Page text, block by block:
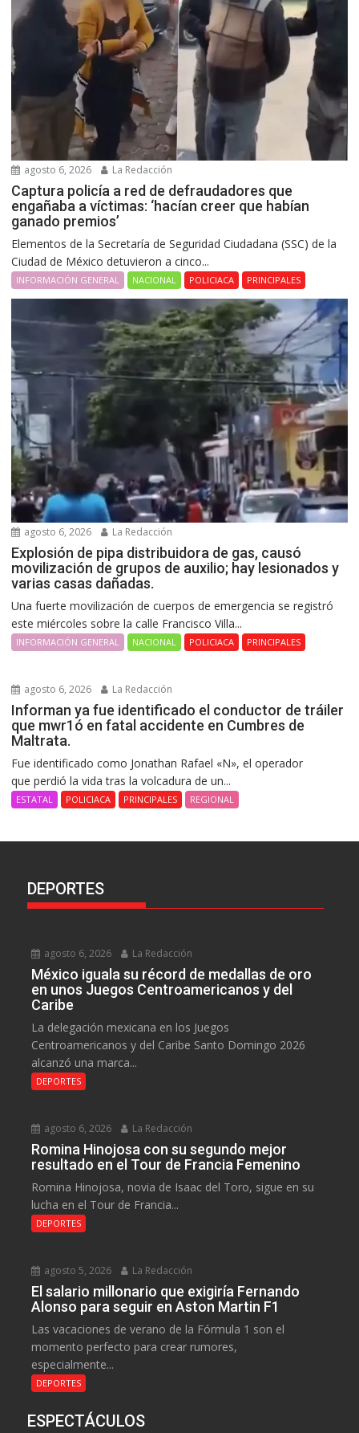
agosto 6, 2026 La Redacción
Captura policía a red de defraudadores que
engañaba a víctimas: ‘hacían creer que habían
ganado premios’
Elementos de la Secretaría de Seguridad Ciudadana (SSC) de la
Ciudad de México detuvieron a cinco...
INFORMACIÓN GENERAL NACIONAL POLICIACA PRINCIPALES
agosto 6, 2026 La Redacción
Explosión de pipa distribuidora de gas, causó
movilización de grupos de auxilio; hay lesionados y
varias casas dañadas.
Una fuerte movilización de cuerpos de emergencia se registró
este miércoles sobre la calle Francisco Villa...
INFORMACIÓN GENERAL NACIONAL POLICIACA PRINCIPALES
agosto 6, 2026 La Redacción
Informan ya fue identificado el conductor de tráiler
que mwr1ó en fatal accidente en Cumbres de
Maltrata.
Fue identificado como Jonathan Rafael «N», el operador
que perdió la vida tras la volcadura de un...
ESTATAL POLICIACA PRINCIPALES REGIONAL
DEPORTES
agosto 6, 2026 La Redacción
México iguala su récord de medallas de oro
en unos Juegos Centroamericanos y del
Caribe
La delegación mexicana en los Juegos
Centroamericanos y del Caribe Santo Domingo 2026
alcanzó una marca...
DEPORTES
agosto 6, 2026 La Redacción
Romina Hinojosa con su segundo mejor
resultado en el Tour de Francia Femenino
Romina Hinojosa, novia de Isaac del Toro, sigue en su
lucha en el Tour de Francia...
DEPORTES
agosto 5, 2026 La Redacción
El salario millonario que exigiría Fernando
Alonso para seguir en Aston Martin F1
Las vacaciones de verano de la Fórmula 1 son el
momento perfecto para crear rumores,
especialmente...
DEPORTES
ESPECTÁCULOS